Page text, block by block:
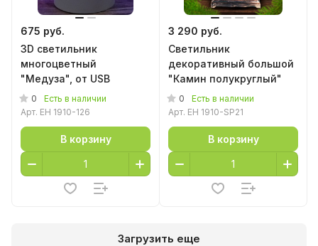
675 руб.
3D светильник
многоцветный
"Медуза", от USB
0
Есть в наличии
Арт. EH 1910-126
В корзину
3 290 руб.
Светильник
декоративный большой
"Камин полукруглый"
0
Есть в наличии
Арт. EH 1910-SP21
В корзину
Загрузить еще